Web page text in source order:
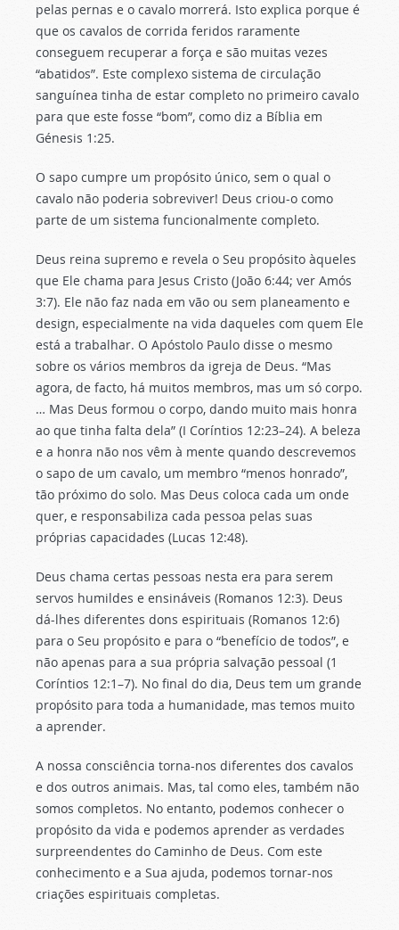
pelas pernas e o cavalo morrerá. Isto explica porque é
que os cavalos de corrida feridos raramente
conseguem recuperar a força e são muitas vezes
“abatidos”. Este complexo sistema de circulação
sanguínea tinha de estar completo no primeiro cavalo
para que este fosse “bom”, como diz a Bíblia em
Génesis 1:25.
O sapo cumpre um propósito único, sem o qual o
cavalo não poderia sobreviver! Deus criou-o como
parte de um sistema funcionalmente completo.
Deus reina supremo e revela o Seu propósito àqueles
que Ele chama para Jesus Cristo (João 6:44; ver Amós
3:7). Ele não faz nada em vão ou sem planeamento e
design, especialmente na vida daqueles com quem Ele
está a trabalhar. O Apóstolo Paulo disse o mesmo
sobre os vários membros da igreja de Deus. “Mas
agora, de facto, há muitos membros, mas um só corpo.
… Mas Deus formou o corpo, dando muito mais honra
ao que tinha falta dela” (I Coríntios 12:23–24). A beleza
e a honra não nos vêm à mente quando descrevemos
o sapo de um cavalo, um membro “menos honrado”,
tão próximo do solo. Mas Deus coloca cada um onde
quer, e responsabiliza cada pessoa pelas suas
próprias capacidades (Lucas 12:48).
Deus chama certas pessoas nesta era para serem
servos humildes e ensináveis ​​(Romanos 12:3). Deus
dá-lhes diferentes dons espirituais (Romanos 12:6)
para o Seu propósito e para o “benefício de todos”, e
não apenas para a sua própria salvação pessoal (1
Coríntios 12:1–7). No final do dia, Deus tem um grande
propósito para toda a humanidade, mas temos muito
a aprender.
A nossa consciência torna-nos diferentes dos cavalos
e dos outros animais. Mas, tal como eles, também não
somos completos. No entanto, podemos conhecer o
propósito da vida e podemos aprender as verdades
surpreendentes do Caminho de Deus. Com este
conhecimento e a Sua ajuda, podemos tornar-nos
criações espirituais completas.